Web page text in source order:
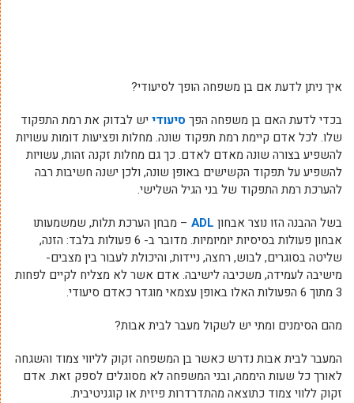
איך ניתן לדעת אם בן משפחה הופך לסיעודי?
בכדי לדעת האם בן משפחה הפך סיעודי יש לבדוק את רמת התפקוד
שלו. לכל אדם קיימת רמת תפקוד שונה. מחלות ופציעות דומות עשויות
להשפיע בצורה שונה מאדם לאדם. כך גם מחלות זקנה זהות, עשויות
להשפיע על תפקוד הקשישים באופן שונה, ולכן ישנה חשיבות רבה
להערכת רמת התפקוד של בני הגיל השלישי.
בשל ההבנה הזו נוצר אבחון ADL – מבחן הערכת תלות, שמשמעותו
אבחון פעולות בסיסיות יומיומיות. מדובר ב- 6 פעולות בלבד: הזנה,
שליטה בסוגרים, לבוש, רחצה, ניידות, והיכולת לעבור בין מצבים-
מישיבה לעמידה, משכיבה לישיבה. אדם אשר לא מצליח לקיים לפחות
3 מתוך 6 הפעולות האלו באופן עצמאי מוגדר כאדם סיעודי.
מהם הסימנים ומתי יש לשקול מעבר לבית אבות?
המעבר לבית אבות נדרש כאשר בן המשפחה זקוק לליווי צמוד והשגחה
לאורך כל שעות היממה, ובני המשפחה לא מסוגלים לספק זאת. אדם
זקוק ללווי צמוד כתוצאה מהתדרדרות פיזית או קוגניטיבית.